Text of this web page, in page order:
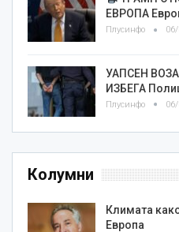
ЕВРОПА
Плусинфо
УАПСЕН
ИЗБЕГА
Плусинфо
Колумни
Климата
Европа